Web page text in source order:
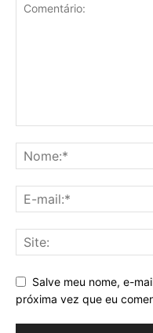
Salve meu nome, e-
próxima vez que eu